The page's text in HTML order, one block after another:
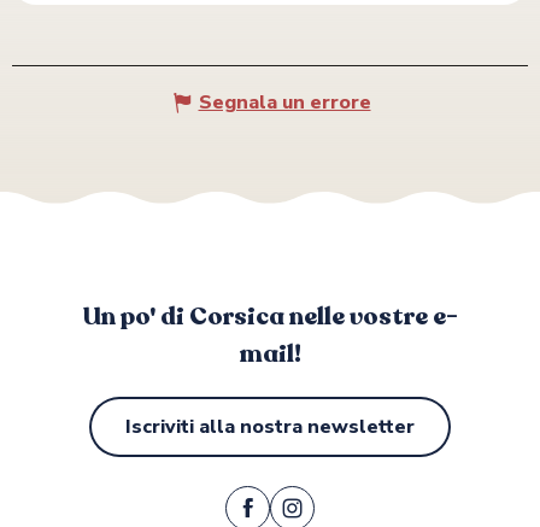
Segnala un errore
Un po' di Corsica nelle vostre e-
mail!
Iscriviti alla nostra newsletter